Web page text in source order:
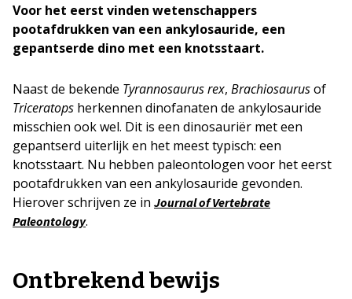
Voor het eerst vinden wetenschappers
pootafdrukken van een ankylosauride, een
gepantserde dino met een knotsstaart.
Naast de bekende Tyrannosaurus rex, Brachiosaurusof
Triceratops herkennen dinofanaten de ankylosauride
misschien ook wel. Dit is een dinosauriër met een
gepantserd uiterlijk en het meest typisch: een
knotsstaart. Nu hebben paleontologen voor het eerst
pootafdrukken van een ankylosauride gevonden.
Hierover schrijven ze in Journal of Vertebrate
Paleontology.
Ontbrekend bewijs